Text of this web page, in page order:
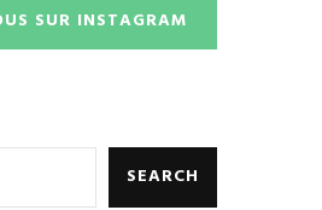
SUR INSTAGRAM
SEARCH